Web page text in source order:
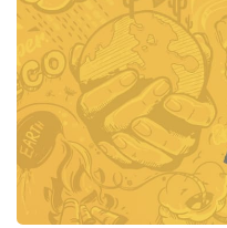
Pořady
TV Program
Časopis
Sledujte prima+